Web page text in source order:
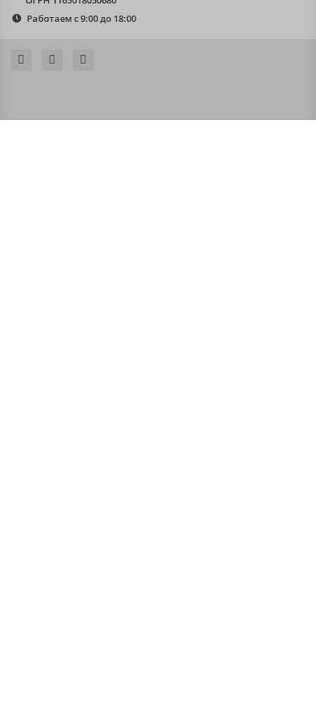
Работаем с 9:00 до 18:00